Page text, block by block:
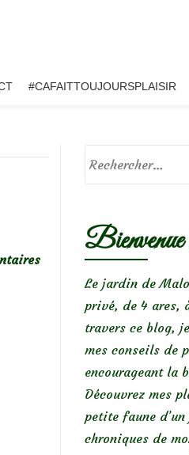
#CAFAITTOUJOURSPLAISIR
Le jardin de
privé, de 4 ares,
travers ce blog,
mes conseils de
encourageant la
Découvrez mes
petite faune
chroniques de